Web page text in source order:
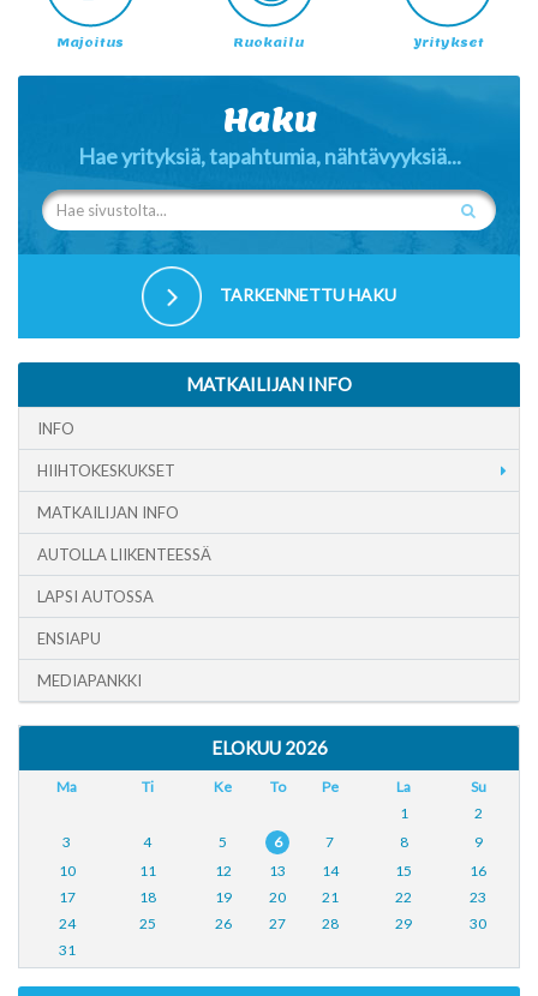
Majoitus Ruokailu Yritykset
Haku
Hae yrityksiä, tapahtumia, nähtävyyksiä...
TARKENNETTU HAKU
MATKAILIJAN INFO
INFO
HIIHTOKESKUKSET
MATKAILIJAN INFO
AUTOLLA LIIKENTEESSÄ
LAPSI AUTOSSA
ENSIAPU
MEDIAPANKKI
ELOKUU 2026
Ma Ti Ke To Pe La
Su
1
2
3
4 5 6 7 8
9
10
11 12 13 14 15
16
17
18 19 20 21 22
23
24
25 26 27 28 29
30
31